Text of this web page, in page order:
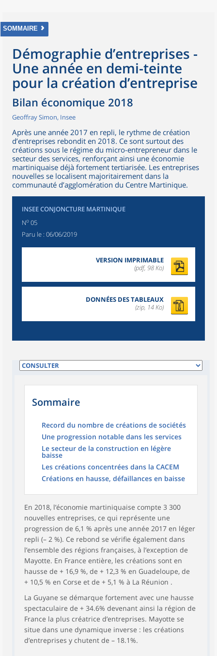
SOMMAIRE
Démographie d’entreprises -
Une année en demi-teinte
pour la création d’entreprise
Bilan économique 2018
Geoffray Simon, Insee
Après une année 2017 en repli, le rythme de création
d’entreprises rebondit en 2018. Ce sont surtout des
créations sous le régime du micro-entrepreneur dans le
secteur des services, renforçant ainsi une économie
martiniquaise déjà fortement tertiarisée. Les entreprises
nouvelles se localisent majoritairement dans la
communauté d’agglomération du Centre Martinique.
INSEE CONJONCTURE MARTINIQUE
No 05
Paru le : 06/06/2019
VERSION IMPRIMABLE
(pdf, 98 Ko)
DONNÉES DES TABLEAUX
(zip, 14 Ko)
Sommaire
Record du nombre de créations de sociétés
Une progression notable dans les services
Le secteur de la construction en légère
baisse
Les créations concentrées dans la CACEM
Créations en hausse, défaillances en baisse
En 2018, l’économie martiniquaise compte 3 300
nouvelles entreprises, ce qui représente une
progression de 6,1 % après une année 2017 en léger
repli (– 2 %). Ce rebond se vérifie également dans
l’ensemble des régions françaises, à l’exception de
Mayotte. En France entière, les créations sont en
hausse de + 16,9 %, de + 12,3 % en Guadeloupe, de
+ 10,5 % en Corse et de + 5,1 % à La Réunion .
La Guyane se démarque fortement avec une hausse
spectaculaire de + 34.6% devenant ainsi la région de
France la plus créatrice d’entreprises. Mayotte se
situe dans une dynamique inverse : les créations
d’entreprises y chutent de – 18.1%.